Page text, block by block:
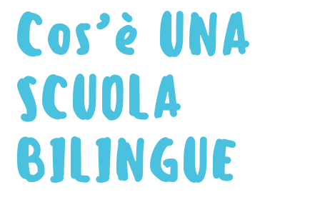
Cos’è UNA
SCUOLA
BILINGUE